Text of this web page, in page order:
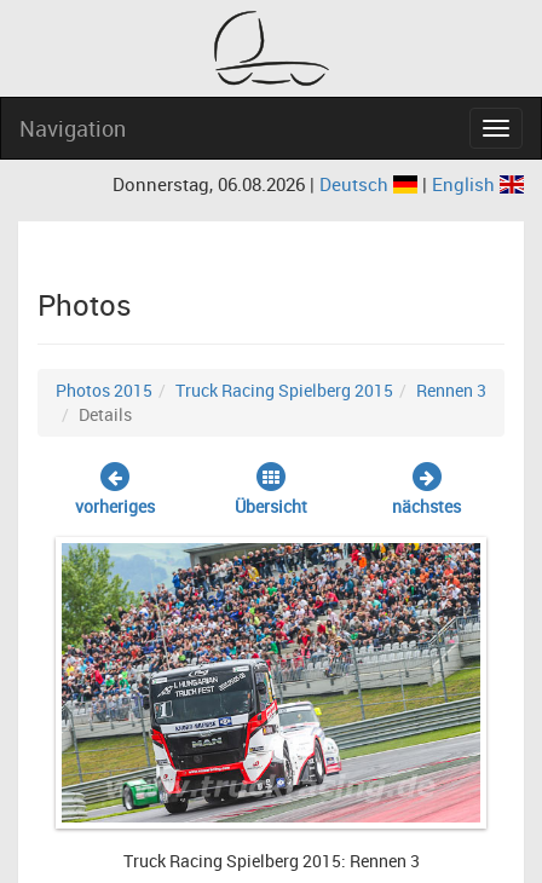
Navigation
Donnerstag, 06.08.2026 | Deutsch | English
Photos
Photos 2015 Truck Racing Spielberg 2015
Rennen 3
Details
vorheriges Übersicht nächstes
Truck Racing Spielberg 2015: Rennen 3